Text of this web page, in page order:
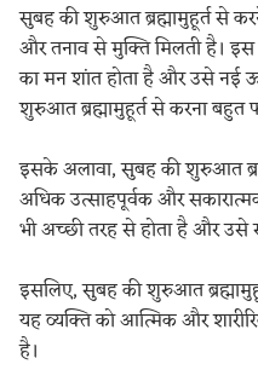
सुबह की शुरुआत ब्रह्मामुहूर्त से
और तनाव से मुक्ति मिलती है।
का मन शांत होता है और उसे नई
शुरुआत ब्रह्मामुहूर्त से करना बहुत
इसके अलावा, सुबह की शुरुआत
अधिक उत्साहपूर्वक और
भी अच्छी तरह से होता है और उसे
इसलिए, सुबह की शुरुआत
यह व्यक्ति को आत्मिक और
है।